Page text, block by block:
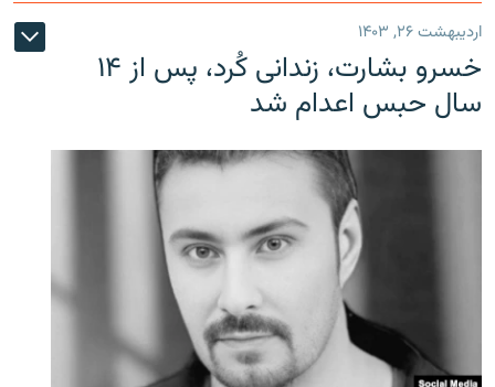
اردیبهشت ۲۶, ۱۴۰۳
خسرو بشارت، زندانی کُرد، پس از ۱۴
سال حبس اعدام شد